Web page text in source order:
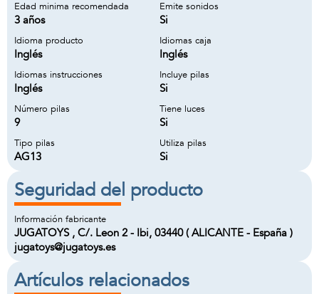
Edad minima recomendada
3 años
Emite sonidos
Si
Idioma producto
Inglés
Idiomas caja
Inglés
Idiomas instrucciones
Inglés
Incluye pilas
Si
Número pilas
9
Tiene luces
Si
Tipo pilas
AG13
Utiliza pilas
Si
Seguridad del producto
Información fabricante
JUGATOYS , C/. Leon 2 - Ibi, 03440 ( ALICANTE - España )
jugatoys@jugatoys.es
Artículos relacionados